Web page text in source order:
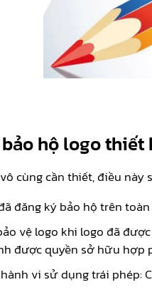
hộ logo thiết
cùng cần thiết, điều này
đăng ký bảo hộ trên
vệ logo khi logo đã
được quyền sở hữu hợp
vi sử dụng trái